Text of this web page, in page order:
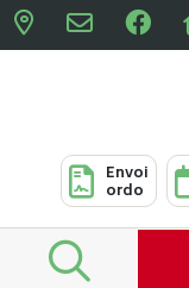
Envoi
ordo